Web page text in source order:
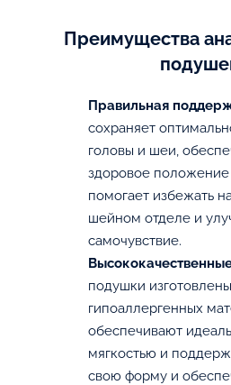
Преимущества
Правильная
сохраняет
головы и шеи,
здоровое
помогает избежать
шейном отделе и
самочувствие.
подушки
гипоаллергенных
обеспечивают
мягкостью и
свою форму и